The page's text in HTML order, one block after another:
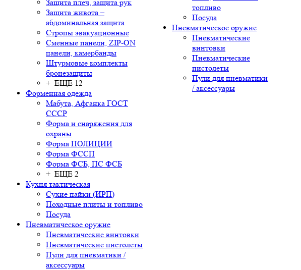
Защита плеч, защита рук
Защита живота –
абдоминальная защита
Стропы эвакуационные
Сменные панели, ZIP-ON
панели, камербанды
Штурмовые комплекты
бронезащиты
+ ЕЩЕ 12
Форменная одежда
Мабута, Афганка ГОСТ
СССР
Форма и снаряжения для
охраны
Форма ПОЛИЦИИ
Форма ФССП
Форма ФСБ, ПС ФСБ
+ ЕЩЕ 2
Кухня тактическая
Сухие пайки (ИРП)
Походные плиты и топливо
Посуда
Пневматическое оружие
Пневматические винтовки
Пневматические пистолеты
Пули для пневматики /
аксессуары
топливо
Посуда
Пневматическое оружие
Пневматические
винтовки
Пневматические
пистолеты
Пули для пневматики
/ аксессуары